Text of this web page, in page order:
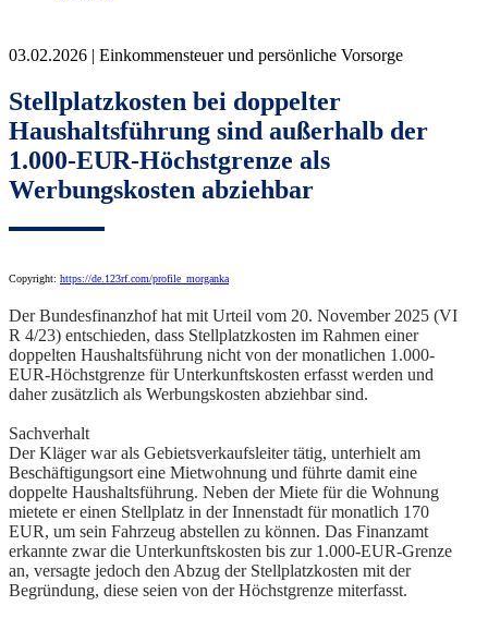
03.02.2026 | Einkommensteuer und persönliche Vorsorge
Stellplatzkosten bei doppelter
Haushaltsführung sind außerhalb der
1.000-EUR-Höchstgrenze als
Werbungskosten abziehbar
Copyright: https://de.123rf.com/profile_morganka
Der Bundesfinanzhof hat mit Urteil vom 20. November 2025 (VI
R 4/23) entschieden, dass Stellplatzkosten im Rahmen einer
doppelten Haushaltsführung nicht von der monatlichen 1.000-
EUR-Höchstgrenze für Unterkunftskosten erfasst werden und
daher zusätzlich als Werbungskosten abziehbar sind.
Sachverhalt
Der Kläger war als Gebietsverkaufsleiter tätig, unterhielt am
Beschäftigungsort eine Mietwohnung und führte damit eine
doppelte Haushaltsführung. Neben der Miete für die Wohnung
mietete er einen Stellplatz in der Innenstadt für monatlich 170
EUR, um sein Fahrzeug abstellen zu können. Das Finanzamt
erkannte zwar die Unterkunftskosten bis zur 1.000-EUR-Grenze
an, versagte jedoch den Abzug der Stellplatzkosten mit der
Begründung, diese seien von der Höchstgrenze miterfasst.